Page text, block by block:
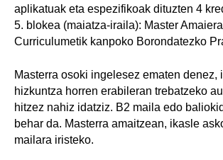
aplikatuak eta espezifikoak dituzten 4
5. blokea (maiatza-iraila): Master
Curriculumetik kanpoko Borondatezko
Masterra osoki ingelesez ematen denez,
hizkuntza horren erabileran trebatzeko
hitzez nahiz idatziz. B2 maila edo
behar da. Masterra amaitzean, ikasle
mailara iristeko.